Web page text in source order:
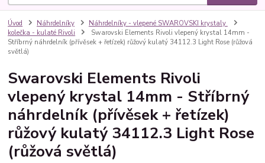
Úvod Náhrdelníky
Náhrdelníky - vlepené SWAROVSKI krystaly
kolečka - kulaté Rivoli
Swarovski Elements Rivoli vlepený krystal 14mm -
Stříbrný náhrdelník (přívěsek + řetízek) růžový kulatý 34112.3 Light Rose (růžová
světlá)
Swarovski Elements Rivoli
vlepený krystal 14mm - Stříbrný
náhrdelník (přívěsek + řetízek)
růžový kulatý 34112.3 Light Rose
(růžová světlá)